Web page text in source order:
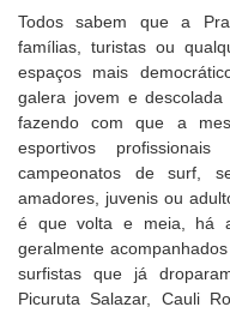
Todos sabem que a
famílias, turistas ou
espaços mais
galera jovem e
fazendo com que a
esportivos
campeonatos de surf,
amadores, juvenis ou
é que volta e meia, há
geralmente
surfistas que já
Picuruta Salazar, Cauli